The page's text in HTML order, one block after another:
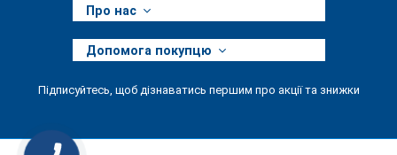
Про нас
Допомога покупцю
Підписуйтесь, щоб дізнаватись першим про акції та знижки